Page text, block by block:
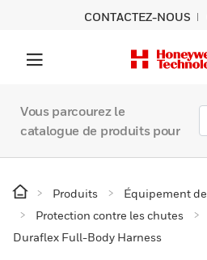
CONTACTEZ-NOUS
Vous parcourez le
catalogue de produits pour
Produits
Équipement
Protection contre les chutes
Duraflex Full-Body Harness